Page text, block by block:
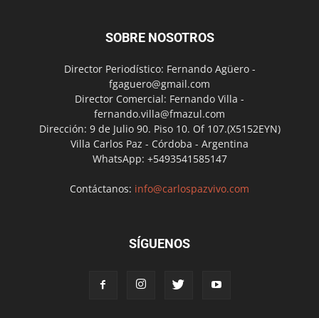
SOBRE NOSOTROS
Director Periodístico: Fernando Agüero -
fgaguero@gmail.com
Director Comercial: Fernando Villa -
fernando.villa@fmazul.com
Dirección: 9 de Julio 90. Piso 10. Of 107.(X5152EYN)
Villa Carlos Paz - Córdoba - Argentina
WhatsApp: +5493541585147
Contáctanos: info@carlospazvivo.com
SÍGUENOS